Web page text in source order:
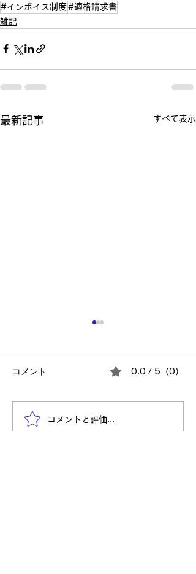
#インボイス制度#適格請求書
雑記
最新記事 すべて表示
2026年の技術トレンドは
コメント 0.0 / 5（0）
コメントと評価...